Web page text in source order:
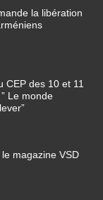
la libération
CEP des 10 et 11
Le monde
magazine VSD